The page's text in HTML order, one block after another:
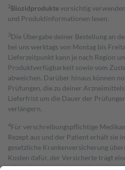
2Biozidproduktevorsichtig
und Produktinformationen lesen.
3Die Übergabe deiner Bestellung an
bei uns werktags von Montag bis
Lieferzeitpunkt kann je nach Region
Produktverfügbarkeit sowie vom
abweichen. Darüber hinaus können
Prüfungen, die zu deiner
Lieferfrist um die Dauer der
verlängern.
4Für verschreibungspflichtige
Rezept aus und der Patient erhält sie
gesetzliche Krankenversicherung
Kosten dafür, der Versicherte trägt
mit.